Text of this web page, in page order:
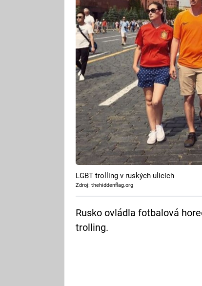
LGBT trolling v ruských ulicích
Zdroj: thehiddenflag.org
Rusko ovládla fotbalová
trolling.